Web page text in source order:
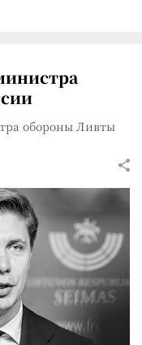
обороны Ливты